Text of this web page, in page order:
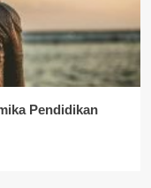
Pendidikan